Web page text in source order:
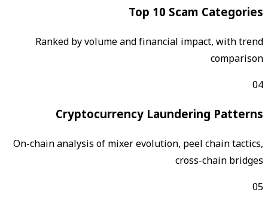
Top 10 Scam Categories
Ranked by volume and financial impact, with trend
comparison
04
Cryptocurrency Laundering Patterns
On-chain analysis of mixer evolution, peel chain tactics,
cross-chain bridges
05